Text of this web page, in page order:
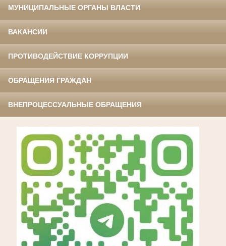
МУНИЦИПАЛЬНЫЕ ОРГАНЫ ВЛАСТИ
ВАКАНСИИ
ПРОТИВОДЕЙСТВИЕ КОРРУПЦИИ
ОБРАЩЕНИЯ ГРАЖДАН
ВНЕПРОЦЕССУАЛЬНЫЕ ОБРАЩЕНИЯ